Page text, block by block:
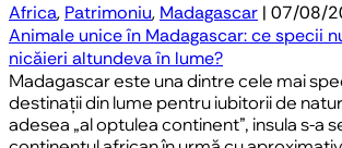
Africa, Patrimoniu, Madagascar | 07/08/
Animale unice în Madagascar: ce specii
nicăieri altundeva în lume?
Madagascar este una dintre cele mai
destinații din lume pentru iubitorii de
adesea „al optulea continent”, insula s-a